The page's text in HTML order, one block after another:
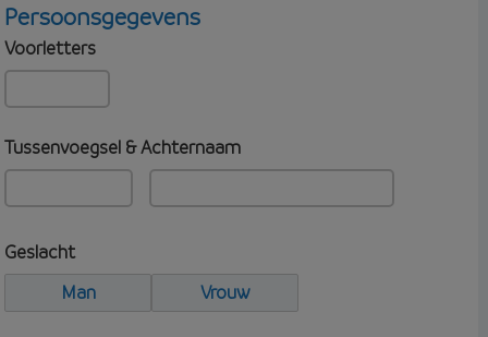
Persoonsgegevens
Voorletters
Tussenvoegsel & Achternaam
Geslacht
Man
Vrouw